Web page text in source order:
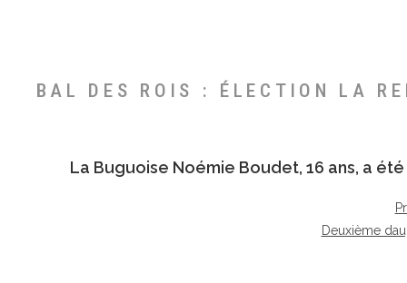
BAL DES ROIS : ÉLECTION LA
La Buguoise Noémie Boudet, 16 ans, a
Deuxième